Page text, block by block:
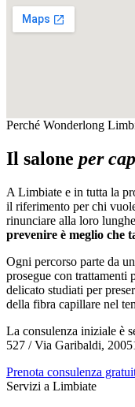
Perché Wonderlong
Il salone per
A Limbiate e in tutta la
il riferimento per chi
rinunciare alla loro
prevenire è meglio che
Ogni percorso parte da
prosegue con trattamenti
delicato studiati per
della fibra capillare nel
La consulenza iniziale è
527 / Via Garibaldi,
Prenota consulenza
Servizi a Limbiate